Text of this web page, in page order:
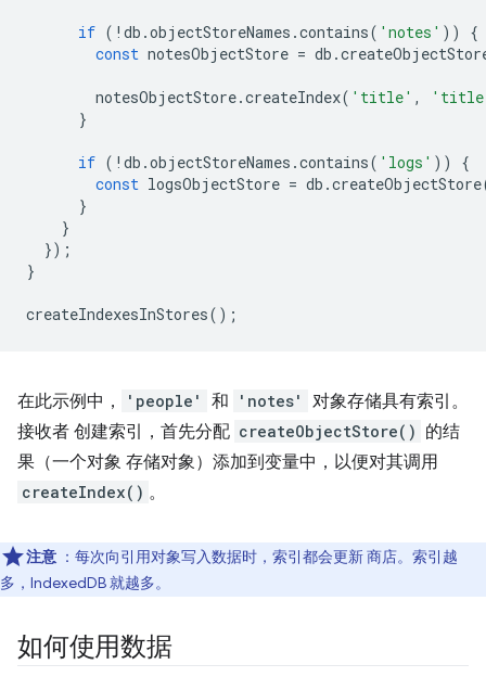
if ( ! db .objectStoreNames .contains( 'notes' ))
{
const notesObjectStore = db .
notesObjectStore.createIndex( 'title' ,
}
if ( ! db .objectStoreNames .contains( 'logs' ))
{
const logsObjectStore = db .createObjectStore
}
}
});
}
createIndexesInStores();
在此示例中， 'people' 和 'notes'
对象存储具有索引。
接收者 创建索引，首先分配 createObjectStore() 的结
果（一个对象 存储对象）添加到变量中，以便对其调用
createIndex() 。
注意 ：每次向引用对象写入数据时，索引都会更新 商店。索引越
多，IndexedDB 就越多。
如何使用数据